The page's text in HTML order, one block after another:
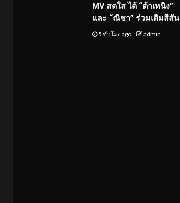
MV สดใส ได้ “ต้าเหนิง”
และ “ณิชา” ร่วมเติมสีสัน
5 ชั่วโมง ago admin